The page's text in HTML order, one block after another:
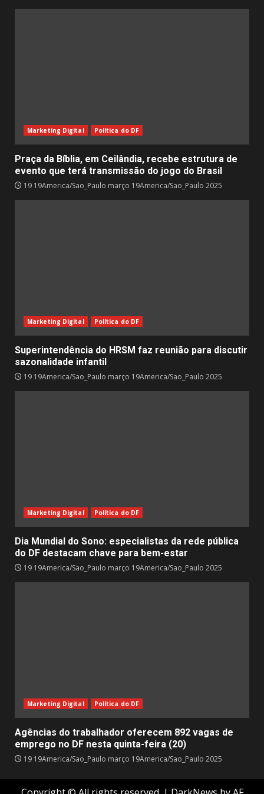
Marketing Digital Política do DF
Praça da Bíblia, em Ceilândia, recebe estrutura de
evento que terá transmissão do jogo do Brasil
19 19America/Sao_Paulo março 19America/Sao_Paulo 2025
Marketing Digital Política do DF
Superintendência do HRSM faz reunião para discutir
sazonalidade infantil
19 19America/Sao_Paulo março 19America/Sao_Paulo 2025
Marketing Digital Política do DF
Dia Mundial do Sono: especialistas da rede pública
do DF destacam chave para bem-estar
19 19America/Sao_Paulo março 19America/Sao_Paulo 2025
Marketing Digital Política do DF
Agências do trabalhador oferecem 892 vagas de
emprego no DF nesta quinta-feira (20)
19 19America/Sao_Paulo março 19America/Sao_Paulo 2025